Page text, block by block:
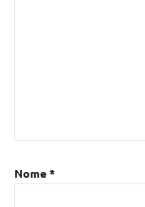
Nome*